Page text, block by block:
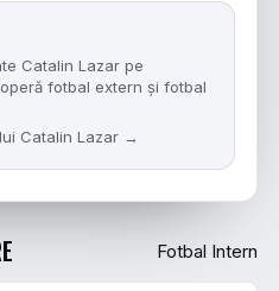
Catalin Lazar pe
fotbal extern și fotbal
Catalin Lazar →
Fotbal Intern